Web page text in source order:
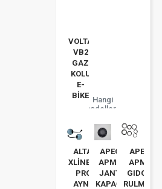
VOLTA
VB2
GAZ
KOLU
E-
BİKE Hangi
modellerle
ALTAİ
XLİNE50
PRO
AYNA
APEC
APM2
JANT
KAPAĞI
APEC
APM5
GIDON
RULMAN